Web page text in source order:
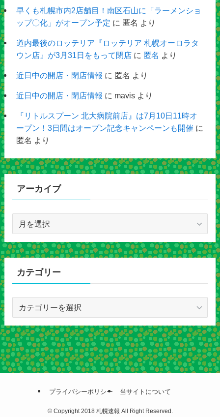
早くも札幌市内2店舗目！南区石山に「ラーメンショ
ップ〇化」がオープン予定 に 匿名 より
道内最後のロッテリア『ロッテリア 札幌オーロラタ
ウン店』が3月31日をもって閉店に 匿名 より
近日中の開店・閉店情報 に 匿名 より
近日中の開店・閉店情報 に mavisより
『リトルスプーン 北大病院前店』は7月10日11時オ
ープン！3日間はオープン記念キャンペーンも開催 に
匿名 より
アーカイブ
カ
イ
カテゴリー
ゴ
リ
ー
プライバシーポリシー 当サイトについて
©Copyright 2018 札幌速報 All Right Reserved.